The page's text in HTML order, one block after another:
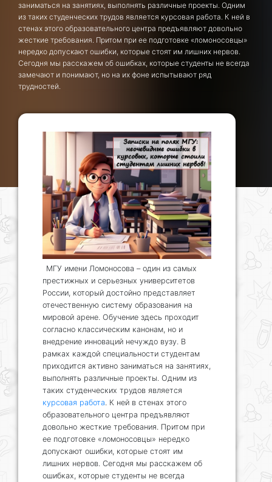
заниматься на занятиях, выполнять различные проекты. Одним
из таких студенческих трудов является курсовая работа. К ней в
стенах этого образовательного центра предъявляют довольно
жесткие требования. Притом при ее подготовке «ломоносовцы»
нередко допускают ошибки, которые стоят им лишних нервов.
Сегодня мы расскажем об ошибках, которые студенты не всегда
замечают и понимают, но на их фоне испытывают ряд
трудностей.
МГУ имени Ломоносова – один из самых
престижных и серьезных университетов
России, который достойно представляет
отечественную систему образования на
мировой арене. Обучение здесь проходит
согласно классическим канонам, но и
внедрение инноваций нечуждо вузу. В
рамках каждой специальности студентам
приходится активно заниматься на занятиях,
выполнять различные проекты. Одним из
таких студенческих трудов является
курсовая работа . К ней в стенах этого
образовательного центра предъявляют
довольно жесткие требования. Притом при
ее подготовке «ломоносовцы» нередко
допускают ошибки, которые стоят им
лишних нервов. Сегодня мы расскажем об
ошибках, которые студенты не всегда